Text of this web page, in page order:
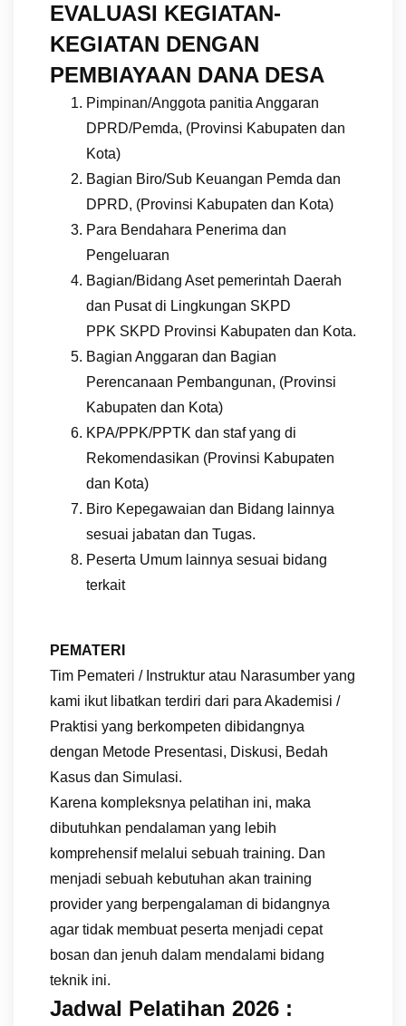
EVALUASI KEGIATAN-
KEGIATAN DENGAN
PEMBIAYAAN DANA DESA
Pimpinan/Anggota panitia Anggaran
DPRD/Pemda, (Provinsi Kabupaten dan
Kota)
Bagian Biro/Sub Keuangan Pemda dan
DPRD, (Provinsi Kabupaten dan Kota)
Para Bendahara Penerima dan
Pengeluaran
Bagian/Bidang Aset pemerintah Daerah
dan Pusat di Lingkungan SKPD
PPK SKPD Provinsi Kabupaten dan Kota.
Bagian Anggaran dan Bagian
Perencanaan Pembangunan, (Provinsi
Kabupaten dan Kota)
KPA/PPK/PPTK dan staf yang di
Rekomendasikan (Provinsi Kabupaten
dan Kota)
Biro Kepegawaian dan Bidang lainnya
sesuai jabatan dan Tugas.
Peserta Umum lainnya sesuai bidang
terkait
PEMATERI
Tim Pemateri / Instruktur atau Narasumber yang
kami ikut libatkan terdiri dari para Akademisi /
Praktisi yang berkompeten dibidangnya
dengan Metode Presentasi, Diskusi, Bedah
Kasus dan Simulasi.
Karena kompleksnya pelatihan ini, maka
dibutuhkan pendalaman yang lebih
komprehensif melalui sebuah training. Dan
menjadi sebuah kebutuhan akan training
provider yang berpengalaman di bidangnya
agar tidak membuat peserta menjadi cepat
bosan dan jenuh dalam mendalami bidang
teknik ini.
Jadwal Pelatihan 2026 :